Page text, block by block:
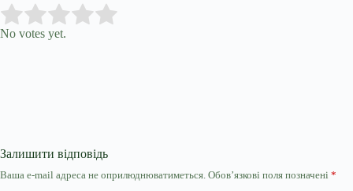
Rate this item:
No votes yet.
Залишити відповідь
Ваша e-mail адреса не оприлюднюватиметься. Обов’язкові поля позначені *